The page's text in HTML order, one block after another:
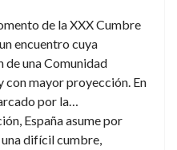
de la XXX Cumbre
encuentro cuya
de una Comunidad
con mayor proyección. En
por la
España asume por
difícil cumbre,